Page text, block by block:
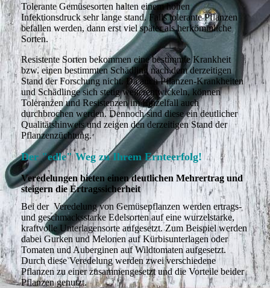
Tolerante Gemüsesorten halten einem hohen
Infektionsdruck sehr lange stand. Falls tolerante Pflanzen
befallen werden, dann erst viel später als herkömmliche
Sorten.
Resistente Sorten bekommen eine bestimmte Krankheit
bzw. einen bestimmten Schädling nach dem derzeitigen
Stand der Forschung nicht. Da auch Pflanzen-Krankheiten
und Schädlinge sich stetig weiterentwickeln, können
Toleranzen und Resistenzen im Einzelfall auch
durchbrochen werden. Dennoch sind diese ein deutlicher
Qualitätshinweis und zeigen den derzeitigen Stand der
Pflanzenzüchtung.
Der "edle" Weg zu Ihrem Ernteerfolg!
Veredelungen bieten einen deutlichen Mehrertrag und
steigern die Ertragssicherheit
Bei der Veredelung von Gemüsepflanzen werden ertrags-
und geschmacksstarke Edelsorten auf eine wurzelstarke,
kraftvolle Unterlagensorte aufgesetzt. Zum Beispiel werden
dabei Gurken und Melonen auf Kürbisunterlagen oder
Tomaten und Auberginen auf Wildtomaten aufgesetzt.
Durch diese Veredelung werden zwei verschiedene
Pflanzen zu einer zusammengesetzt und die Vorteile beider
Pflanzen genutzt.